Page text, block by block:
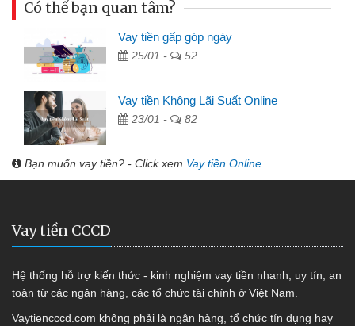
Có thể bạn quan tâm?
Vay tiền gấp góp ngày
25/01 - 52
Vay tiền Không Lãi Suất Online
23/01 - 82
Bạn muốn vay tiền? - Click xem Vay tiền Online
Vay tiền CCCD
Hệ thống hỗ trợ kiến thức - kinh nghiệm vay tiền nhanh, uy tín, an
toàn từ các ngân hàng, các tổ chức tài chính ở Việt Nam.
Vaytiencccd.com không phải là ngân hàng, tổ chức tín dụng hay